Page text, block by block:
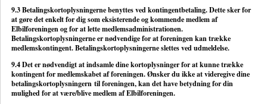
9.3 Betalingskortoplysningerne benyttes ved kontingentbetaling. Dette sker for
at gøre det enkelt for dig som eksisterende og kommende medlem af
Elbilforeningen og for at lette medlemsadministrationen.
Betalingskortoplysningerneer nødvendige for at foreningen kan trække
medlemskontingent.Betalingskortoplysningerneslettes ved udmeldelse.
9.4 Det er nødvendigt at indsamle dine kortoplysninger for at kunne trække
kontingent for medlemskabet af foreningen. Ønsker du ikke at videregive dine
betalingskortoplysningern til foreningen, kan det have betydning for din
mulighed for at være/blive medlem af Elbilforeningen.